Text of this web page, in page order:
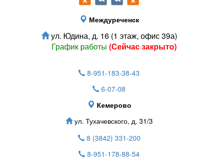
Междуреченск
ул. Юдина, д. 16 (1 этаж, офис 39а)
График работы (Сейчас закрыто)
8-951-183-38-43
6-07-08
Кемерово
ул. Тухачевского, д. 31/3
8 (3842) 331-200
8-951-178-88-54